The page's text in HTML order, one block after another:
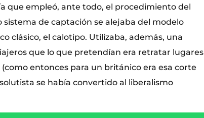
que empleó, ante todo, el procedimiento del
de captación se alejaba del modelo
clásico, el calotipo. Utilizaba, además, una
que lo que pretendían era retratar lugares
entonces para un británico era esa corte
se había convertido al liberalismo